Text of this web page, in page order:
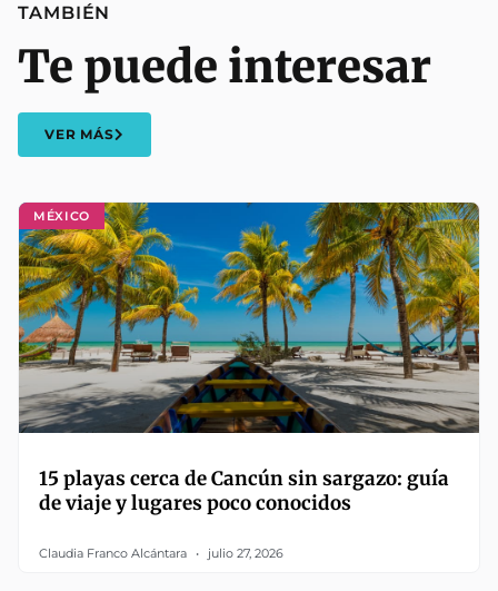
MÉXICO
15 playas cerca de Cancún sin sargazo: guía
de viaje y lugares poco conocidos
Claudia Franco Alcántara julio 27, 2026
TAMBIÉN
Te puede interesar
VER MÁS